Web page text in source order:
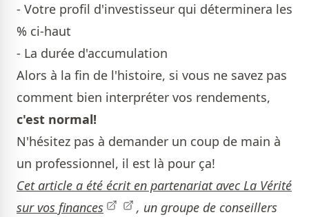
- Votre profil d'investisseur qui déterminera les
% ci-haut
- La durée d'accumulation
Alors à la fin de l'histoire, si vous ne savez pas
comment bien interpréter vos rendements,
c'est normal!
N'hésitez pas à demander un coup de main à
un professionnel, il est là pour ça!
Cet article a été écrit en partenariat avecLa Vérité
sur vos finances
, un groupe de conseillers